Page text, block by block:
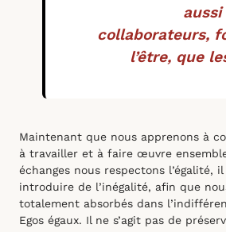
collaborateurs,
l’être, que
Maintenant que nous apprenons à
à travailler et à faire œuvre
échanges nous respectons l’égalité,
introduire de l’inégalité, afin que
totalement absorbés dans
Egos égaux. Il ne s’agit pas de